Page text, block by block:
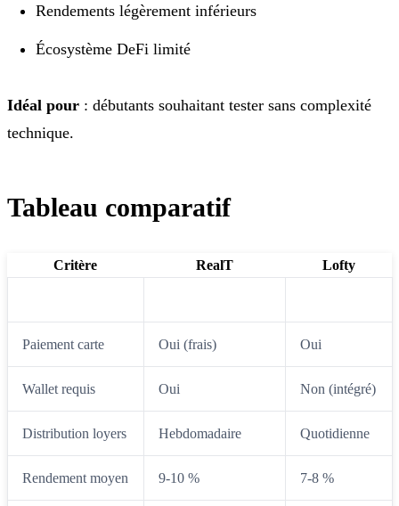
Rendements légèrement inférieurs
Écosystème DeFi limité
Idéal pour : débutants souhaitant tester sans complexité
technique.
Tableau comparatif
Critère RealT Lofty
Paiement carte Oui (frais) Oui
Wallet requis Oui Non (intégré)
Distribution loyers Hebdomadaire Quotidienne
Rendement moyen 9-10 % 7-8 %